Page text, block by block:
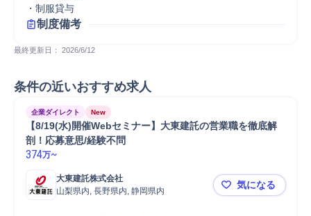
制度備考
最終更新日： 2026/6/12
条件の近いおすすめ求人
企業ダイレクト New
【8/19(水)開催Webセミナー】大東建託の営業職を徹底解
剖！応募意思/経験不問
374万~
大東建託株式会社
山梨県内, 長野県内, 静岡県内
【8/19(水)
気になる